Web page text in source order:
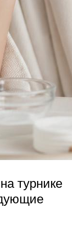
турнике